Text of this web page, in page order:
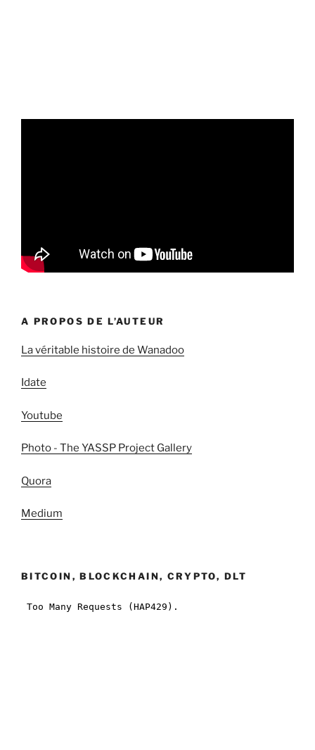
A PROPOS DE L’AUTEUR
La véritable histoire de Wanadoo
Idate
Youtube
Photo - The YASSP Project Gallery
Quora
Medium
BITCOIN, BLOCKCHAIN, CRYPTO, DLT